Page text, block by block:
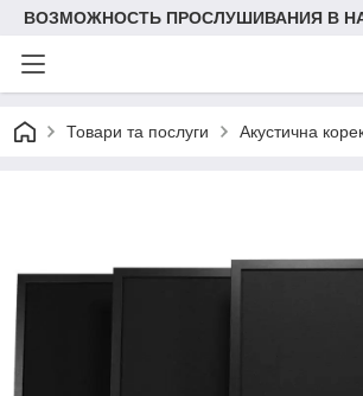
ВОЗМОЖНОСТЬ ПРОСЛУШИВАНИЯ В
Товари та послуги Акустична